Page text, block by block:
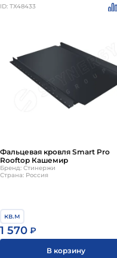
ID: ТХ48433
Фальцевая кровля Smart Pro
Rooftop Кашемир
Бренд: Стинержи
Страна: Россия
кв.м
1 570 ₽
В корзину